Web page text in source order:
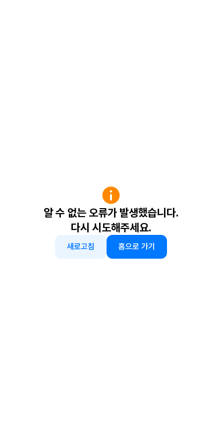
알 수 없는 오류가 발생했습니다.
다시 시도해주세요.
새로고침 홈으로 가기